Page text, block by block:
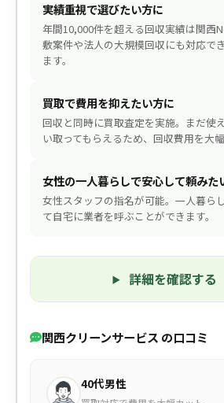
実績重視で選びたい方に
年間10,000件を超える回収実績は関西
敷案件や法人の大規模回収にも対応で
ます。
買取で費用を抑えたい方に
回収と同時に買取査定を実施。まだ使
い取ってもらえるため、回収費用を大
女性の一人暮らしで安心して頼みた
女性スタッフの指名が可能。一人暮ら
て自宅に業者を呼ぶことができます。
詳細を確認する
関西クリーンサービス の口コミ
40代男性